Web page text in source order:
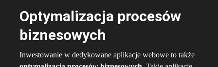
Optymalizacja procesów
biznesowych
Inwestowanie w dedykowane aplikacje webowe to także